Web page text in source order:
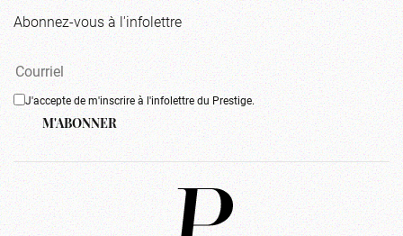
Abonnez-vous à l'infolettre
J'accepte de m'inscrire à l'infolettre du Prestige.
M'ABONNER